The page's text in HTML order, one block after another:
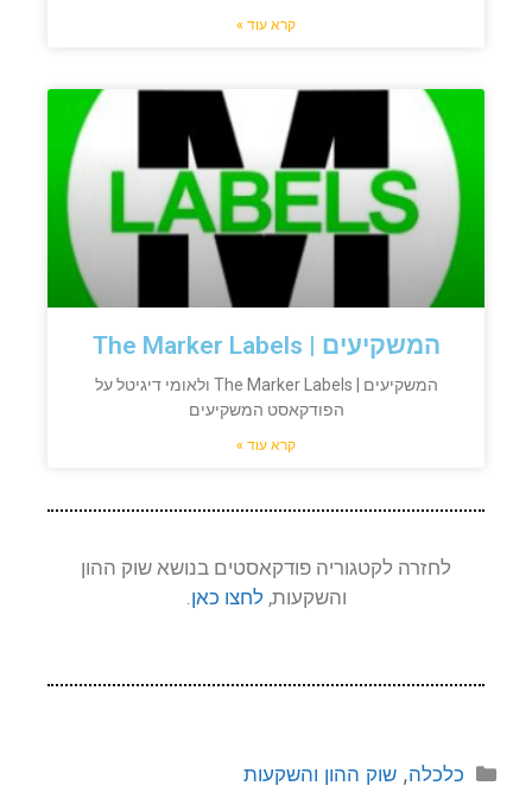
קרא עוד »
המשקיעים | The Marker Labels
המשקיעים | The Marker Labels ולאומי דיגיטל על
הפודקאסט המשקיעים
קרא עוד »
לחזרה לקטגוריה פודקאסטים בנושא שוק ההון
והשקעות,לחצו כאן
כלכלה,שוק ההון והשקעות